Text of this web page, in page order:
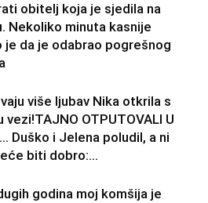
obitelj koja je sjedila na
Nekoliko minuta kasnije
je da je odabrao pogrešnog
više ljubav Nika otkrila s
vezi!TAJNO OTPUTOVALI U
Duško i Jelena poludil, a ni
biti dobro:...
godina moj komšija je